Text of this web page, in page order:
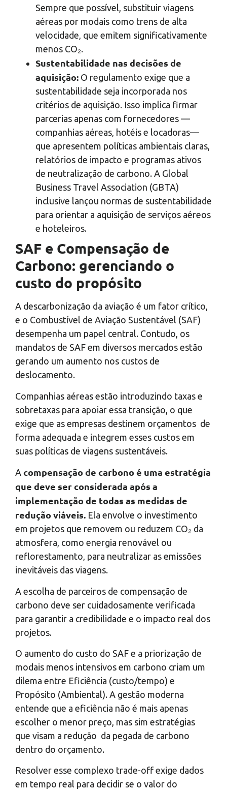
Sempre que possível, substituir viagens
aéreas por modais como trens de alta
velocidade, que emitem significativamente
menos CO₂.
Sustentabilidade nas decisões de
aquisição: O regulamento exige que a
sustentabilidade seja incorporada nos
critérios de aquisição. Isso implica firmar
parcerias apenas com fornecedores —
companhias aéreas, hotéis e locadoras—
que apresentem políticas ambientais claras,
relatórios de impacto e programas ativos
de neutralização de carbono. A Global
Business Travel Association (GBTA)
inclusive lançou normas de sustentabilidade
para orientar a aquisição de serviços aéreos
e hoteleiros.
SAF e Compensação de
Carbono: gerenciando o
custo do propósito
A descarbonização da aviação é um fator crítico,
e o Combustível de Aviação Sustentável (SAF)
desempenha um papel central. Contudo, os
mandatos de SAF em diversos mercados estão
gerando um aumento nos custos de
deslocamento.
Companhias aéreas estão introduzindo taxas e
sobretaxas para apoiar essa transição, o que
exige que as empresas destinem orçamentos de
forma adequada e integrem esses custos em
suas políticas de viagens sustentáveis.
A compensação de carbono é uma estratégia
que deve ser considerada após a
implementação de todas as medidas de
redução viáveis. Ela envolve o investimento
em projetos que removem ou reduzem CO₂ da
atmosfera, como energia renovável ou
reflorestamento, para neutralizar as emissões
inevitáveis das viagens.
A escolha de parceiros de compensação de
carbono deve ser cuidadosamente verificada
para garantir a credibilidade e o impacto real dos
projetos.
O aumento do custo do SAF e a priorização de
modais menos intensivos em carbono criam um
dilema entre Eficiência (custo/tempo) e
Propósito (Ambiental). A gestão moderna
entende que a eficiência não é mais apenas
escolher o menor preço, mas sim estratégias
que visam a redução da pegada de carbono
dentro do orçamento.
Resolver esse complexo trade-off exige dados
em tempo real para decidir se o valor do